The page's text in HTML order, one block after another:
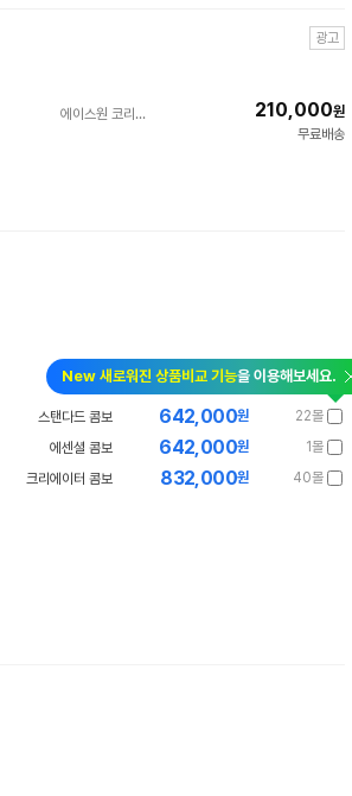
광고
에이스원 코리아 공식쇼핑몰 210,000원
무료배송
New 새로워진 상품비교 기능을 이용해보세요. 닫
기
22몰
642,000원
스탠다드 콤보
1몰
642,000원
에센셜 콤보
40몰
832,000원
크리에이터 콤보